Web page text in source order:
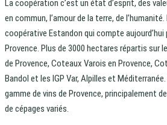
La coopération c’est un état d’esprit, des
en commun, l’amour de la terre, de
coopérative Estandon qui compte aujourd’hui
Provence. Plus de 3000 hectares répartis sur
de Provence, Coteaux Varois en Provence,
Bandol et les IGP Var, Alpilles et
gamme de vins de Provence, principalement
de cépages variés.